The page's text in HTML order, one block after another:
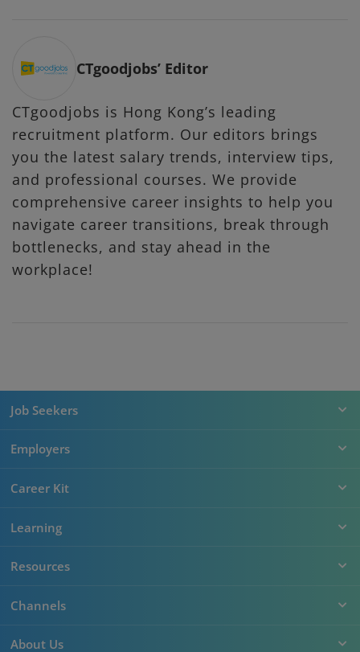
CTgoodjobs’ Editor
CTgoodjobs is Hong Kong’s leading
recruitment platform. Our editors brings
you the latest salary trends, interview tips,
and professional courses. We provide
comprehensive career insights to help you
navigate career transitions, break through
bottlenecks, and stay ahead in the
workplace!
Job Seekers
Employers
Career Kit
Learning
Resources
Channels
About Us